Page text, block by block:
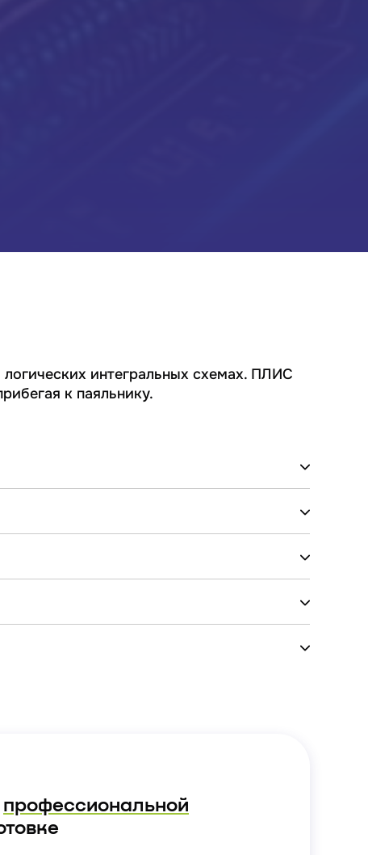
интегральных схемах. ПЛИС
к паяльнику.
профессиональной